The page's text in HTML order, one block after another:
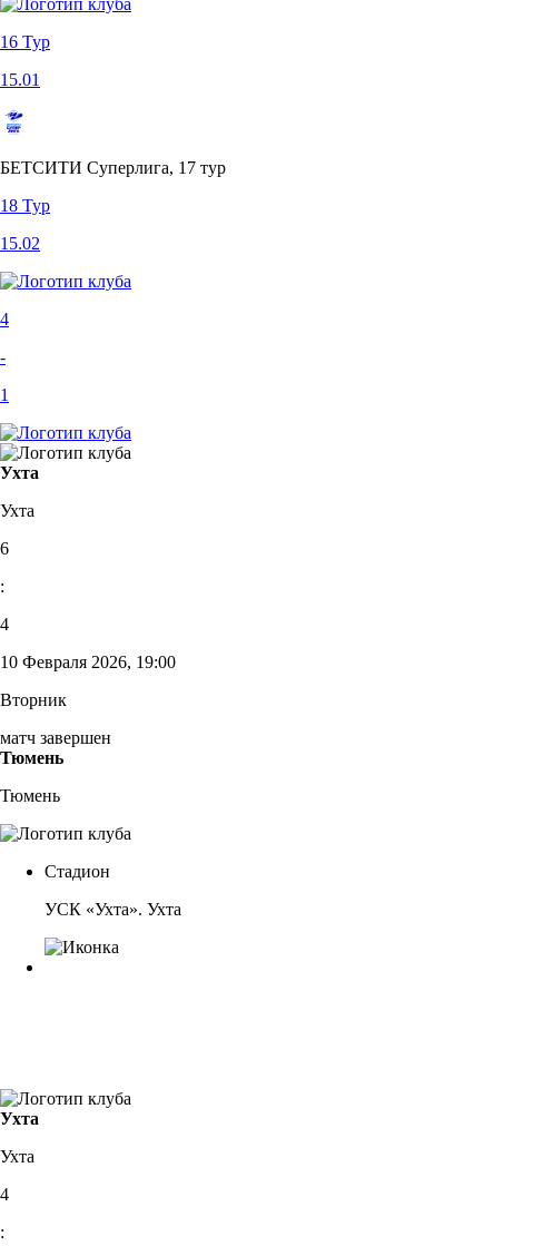
16 Тур
15.01
БЕТСИТИ Суперлига, 17 тур
18 Тур
15.02
4
-
1
Ухта
Ухта
6
:
4
10 Февраля 2026, 19:00
Вторник
матч завершен
Тюмень
Тюмень
Стадион
УСК «Ухта». Ухта
Ухта
Ухта
4
: